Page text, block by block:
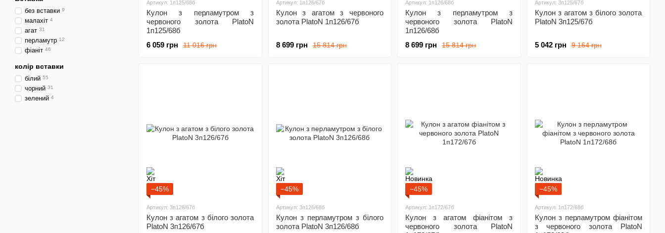
Артикул: 1п125/68б
Кулон з перламутром з
червоного золота PlatoN
1п125/68б
11 016 грн
6 059 грн
Артикул: 1п126/67б
Кулон з агатом з червоного
золота PlatoN 1п126/67б
15 814 грн
8 699 грн
Артикул: 1п126/68б
Кулон з перламутром з
червоного золота PlatoN
1п126/68б
15 814 грн
8 699 грн
Артикул: 3п125/67б
Кулон з агатом з білого золота
PlatoN 3п125/67б
9 164 грн
5 042 грн
−45%
Артикул: 3п126/67б
Кулон з агатом з білого золота
PlatoN 3п126/67б
−45%
Артикул: 3п126/68б
Кулон з перламутром з білого
золота PlatoN 3п126/68б
−45%
Артикул: 1п172/67б
Кулон з агатом фіанітом з
червоного золота PlatoN
−45%
Артикул: 1п172/68б
Кулон з перламутром фіанітом
з червоного золота PlatoN
без вставки 9
малахіт 4
агат 31
перламутр 12
фіаніт 46
колір вставки
білий 55
чорний 31
зелений 4